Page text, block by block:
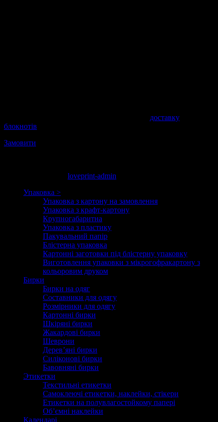
доставку
блокнотів
Замовити
loveprint-admin
Упаковка >
Упаковка з картону на замовлення
Упаковка з крафт-картону
Крупногабаритна
Упаковка з пластику
Пакувальний папір
Блістерна упаковка
Картонні заготовки під блістерну упаковку
Виготовлення упаковки з мікрогофракартону з
кольоровим друком
Бирки
Бирки на одяг
Составники для одягу
Розмірники для одягу
Картонні бирки
Шкіряні бирки
Жакардові бирки
Шеврони
Дерев’яні бирки
Силіконові бирки
Бавовняні бирки
Этикетки
Текстильні етикетки
Самоклеючі етикетки, наклейки, стікери
Етикетки на полувлагостойкому папері
Об’ємні наклейки
Календарі